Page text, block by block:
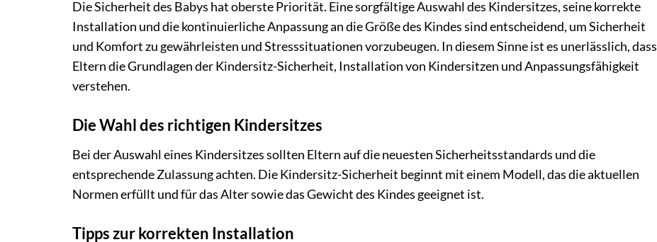
Die Sicherheit des Babys hat oberste Priorität. Eine sorgfältige Auswahl des Kindersitzes, seine korrekte
Installation und die kontinuierliche Anpassung an die Größe des Kindes sind entscheidend, um Sicherheit
und Komfort zu gewährleisten und Stresssituationen vorzubeugen. In diesem Sinne ist es unerlässlich, dass
Eltern die Grundlagen der Kindersitz-Sicherheit, Installation von Kindersitzen und Anpassungsfähigkeit
verstehen.
Die Wahl des richtigen Kindersitzes
Bei der Auswahl eines Kindersitzes sollten Eltern auf die neuesten Sicherheitsstandards und die
entsprechende Zulassung achten. Die Kindersitz-Sicherheit beginnt mit einem Modell, das die aktuellen
Normen erfüllt und für das Alter sowie das Gewicht des Kindes geeignet ist.
Tipps zur korrekten Installation